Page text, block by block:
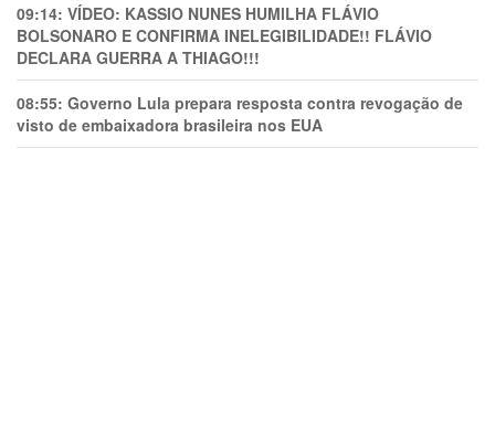
09:14: VÍDEO: KASSIO NUNES HUMlLHA FLÁVIO
BOLSONARO E CONFIRMA INELEGIBILIDADE!! FLÁVIO
DECLARA GUERRA A THIAGO!!!
08:55: Governo Lula prepara resposta contra revogação de
visto de embaixadora brasileira nos EUA